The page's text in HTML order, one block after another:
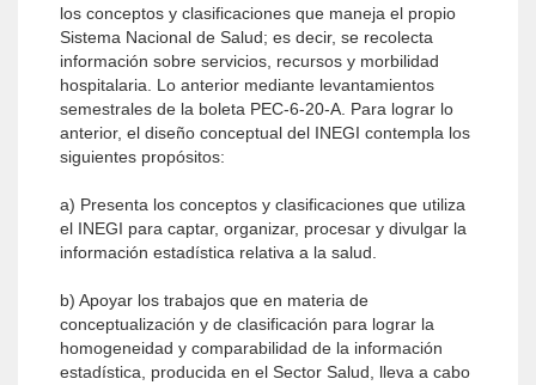
los conceptos y clasificaciones que maneja el propio
Sistema Nacional de Salud; es decir, se recolecta
información sobre servicios, recursos y morbilidad
hospitalaria. Lo anterior mediante levantamientos
semestrales de la boleta PEC-6-20-A. Para lograr lo
anterior, el diseño conceptual del INEGI contempla los
siguientes propósitos:
a) Presenta los conceptos y clasificaciones que utiliza
el INEGI para captar, organizar, procesar y divulgar la
información estadística relativa a la salud.
b) Apoyar los trabajos que en materia de
conceptualización y de clasificación para lograr la
homogeneidad y comparabilidad de la información
estadística, producida en el Sector Salud, lleva a cabo